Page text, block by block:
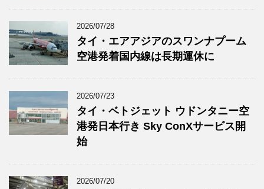
2026/07/28
タイ・エアアジアのスワンナプーム
空港発着国内線は長期運休に
2026/07/23
タイ・ベトジェット ウドンタニー空
港発日本行き Sky ConXサービス開
始
2026/07/20